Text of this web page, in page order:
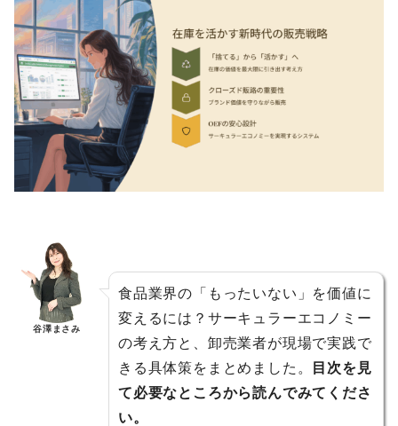
谷澤まさみ
食品業界の「もったいない」を価値に
変えるには？サーキュラーエコノミー
の考え方と、卸売業者が現場で実践で
きる具体策をまとめました。
目次を見
て必要なところから読んでみてくださ
い。